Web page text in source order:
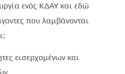
ενός ΚΔΑΥ και εδώ
που λαμβάνονται
εισερχομένων και